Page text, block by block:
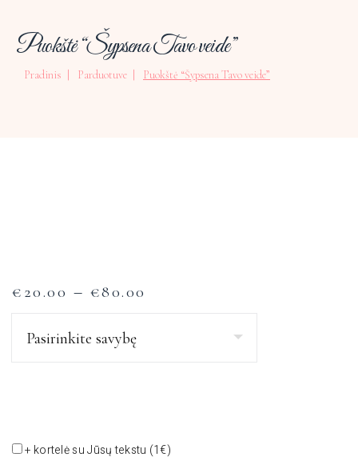
Puokštė “Šypsena Tavo veide”
Pradinis Parduotuve Puokštė “Šypsena Tavo veide”
€ 20.00 – €80.00
+ kortelė su Jūsų tekstu (1€)